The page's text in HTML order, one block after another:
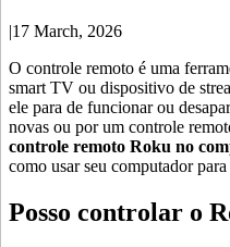
|17 March, 2026
O controle remoto é uma
smart TV ou dispositivo de
ele para de funcionar ou
novas ou por um controle
controle remoto Roku no
como usar seu computador
Posso controlar o